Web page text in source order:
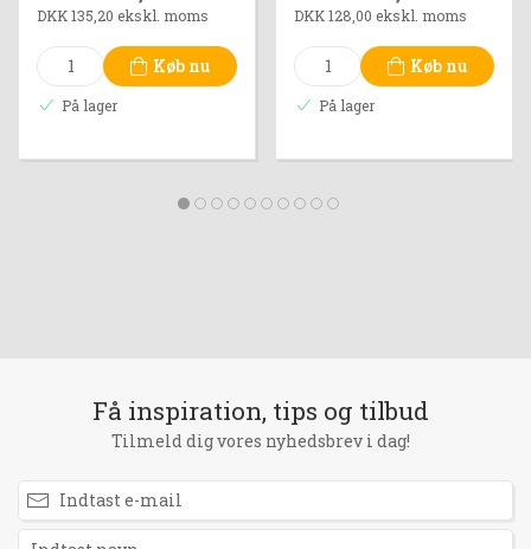
DKK 135,20 ekskl. moms
Køb nu
På lager
DKK 128,00 ekskl. moms
Køb nu
På lager
Få inspiration, tips og tilbud
Tilmeld dig vores nyhedsbrev i dag!